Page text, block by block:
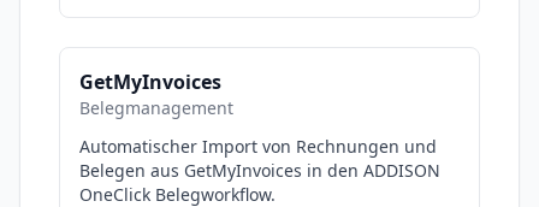
GetMyInvoices
Belegmanagement
Automatischer Import von Rechnungen und
Belegen aus GetMyInvoices in den ADDISON
OneClick Belegworkflow.